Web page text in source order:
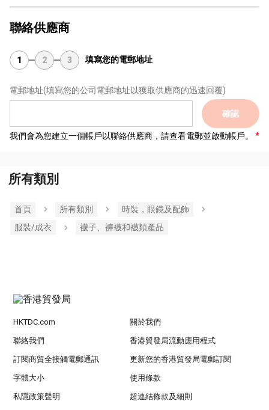
聯絡供應商
1 2 3 填寫您的電郵地址
電郵地址(填寫您的公司電郵地址以獲取供應商的迅速回覆)
確認
我們會為您建立一個帳戶以聯絡供應商，請查看電郵並啟動帳戶。
所有類別
首頁 所有類別
時裝，眼鏡及配飾
服裝/成衣
襪子、褲襪和襪類產品
HKTDC.com 關於我們
聯絡我們 香港貿發局流動應用程式
訂閱商貿全接觸電郵通訊 更新您的香港貿發局電郵訂閱
字體大小 使用條款
私隱政策聲明 超連結條款及細則